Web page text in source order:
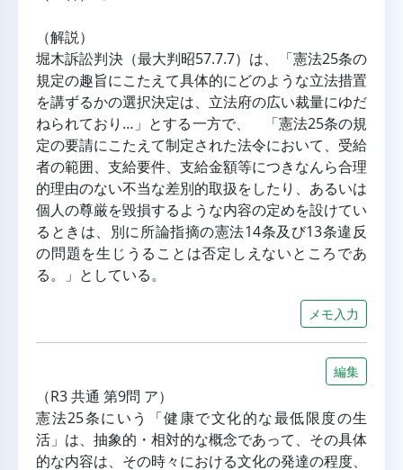
（解説）
堀木訴訟判決（最大判昭57.7.7）は、「憲法25条の
規定の趣旨にこたえて具体的にどのような立法措置
を講ずるかの選択決定は、立法府の広い裁量にゆだ
ねられており…」とする一方で、　「憲法25条の規
定の要請にこたえて制定された法令において、受給
者の範囲、支給要件、支給金額等につきなんら合理
的理由のない不当な差別的取扱をしたり、あるいは
個人の尊厳を毀損するような内容の定めを設けてい
るときは、別に所論指摘の憲法14条及び13条違反
の問題を生じうることは否定しえないところであ
る。」としている。
メモ入力
編集
（R3 共通 第9問 ア）
憲法25条にいう「健康で文化的な最低限度の生
活」は、抽象的・相対的な概念であって、その具体
的な内容は、その時々における文化の発達の程度、